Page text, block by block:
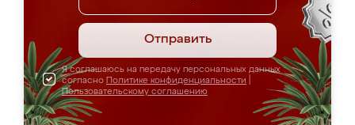
Отправить
Я соглашаюсь на передачу персональных данных
согласно Политике конфиденциальности
Пользовательскому соглашению